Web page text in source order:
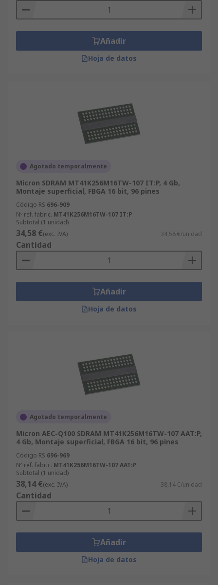
Añadir
Hoja de datos
Agotado temporalmente
Micron SDRAM MT41K256M16TW-107 IT:P, 4 Gb,
Montaje superficial, FBGA 16 bit, 96 pines
Código RS 696-909
Nº ref. fabric. MT41K256M16TW-107 IT:P
Subtotal (1 unidad)
34,58 €(exc. IVA) 34,58 €/unidad
Cantidad
Añadir
Hoja de datos
Agotado temporalmente
Micron AEC-Q100 SDRAM MT41K256M16TW-107 AAT:P,
4 Gb, Montaje superficial, FBGA 16 bit, 96 pines
Código RS 696-969
Nº ref. fabric. MT41K256M16TW-107 AAT:P
Subtotal (1 unidad)
38,14 €(exc. IVA) 38,14 €/unidad
Cantidad
Añadir
Hoja de datos